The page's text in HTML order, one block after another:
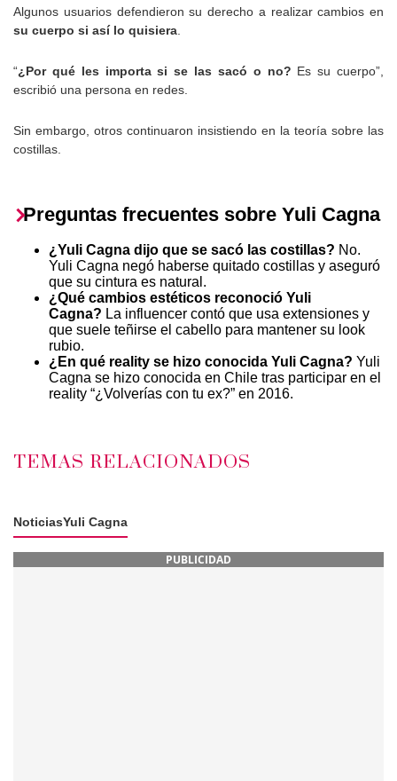
Algunos usuarios defendieron su derecho a realizar cambios en
su cuerpo si así lo quisiera
“¿Por qué les importa si se las sacó o no? Es su cuerpo”,
escribió una persona en redes.
Sin embargo, otros continuaron insistiendo en la teoría sobre las
costillas.
Preguntas frecuentes sobre Yuli Cagna
¿Yuli Cagna dijo que se sacó las costillas? No.
Yuli Cagna negó haberse quitado costillas y aseguró
que su cintura es natural.
¿Qué cambios estéticos reconoció Yuli
Cagna? La influencer contó que usa extensiones y
que suele teñirse el cabello para mantener su look
rubio.
¿En qué reality se hizo conocida Yuli Cagna? Yuli
Cagna se hizo conocida en Chile tras participar en el
reality “¿Volverías con tu ex?” en 2016.
TEMAS RELACIONADOS
NoticiasYuli Cagna
PUBLICIDAD